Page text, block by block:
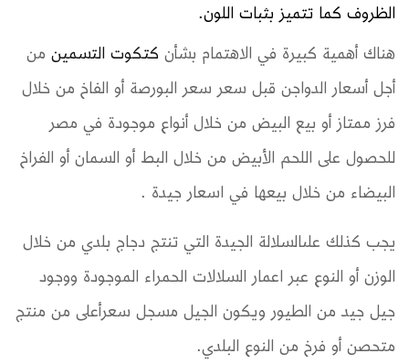
الظروف كما تتميز بثبات اللون.
هناك أهمية كبيرة في الاهتمام بشأن كتكوت التسمين من
أجل أسعار الدواجن قبل سعر سعر البورصة أو الفاخ من خلال
فرز ممتاز أو بيع البيض من خلال أنواع موجودة في مصر
للحصول على اللحم الأبيض من خلال البط أو السمان أو الفراخ
البيضاء من خلال بيعها في اسعار جيدة .
يجب كذلك علىالسلالة الجيدة التي تنتج دجاج بلدي من خلال
الوزن أو النوع عبر اعمار السلالات الحمراء الموجودة ووجود
جيل جيد من الطيور ويكون الجيل مسجل سعرأعلى من منتج
متحصن أو فرخ من النوع البلدي.